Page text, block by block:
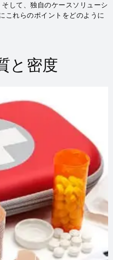
して、独自のケースソリューシ
これらのポイントをどのように
と密度